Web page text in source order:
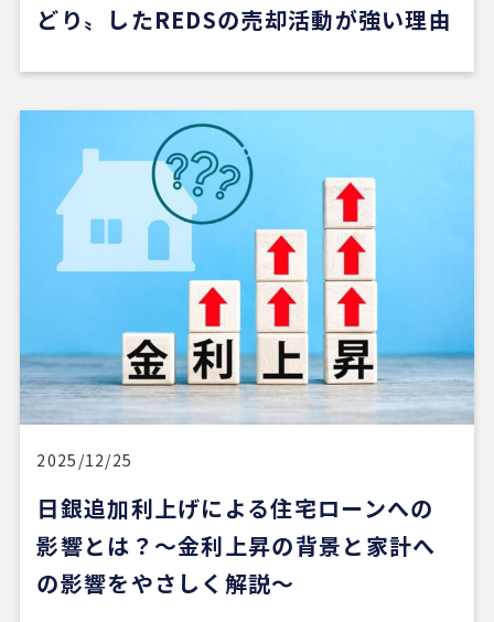
どり〟したREDSの売却活動が強い理由
2025/12/25
日銀追加利上げによる住宅ローンへの
影響とは？〜金利上昇の背景と家計へ
の影響をやさしく解説〜